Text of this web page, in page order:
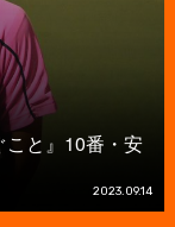
こと』10番・安
2023.09.14